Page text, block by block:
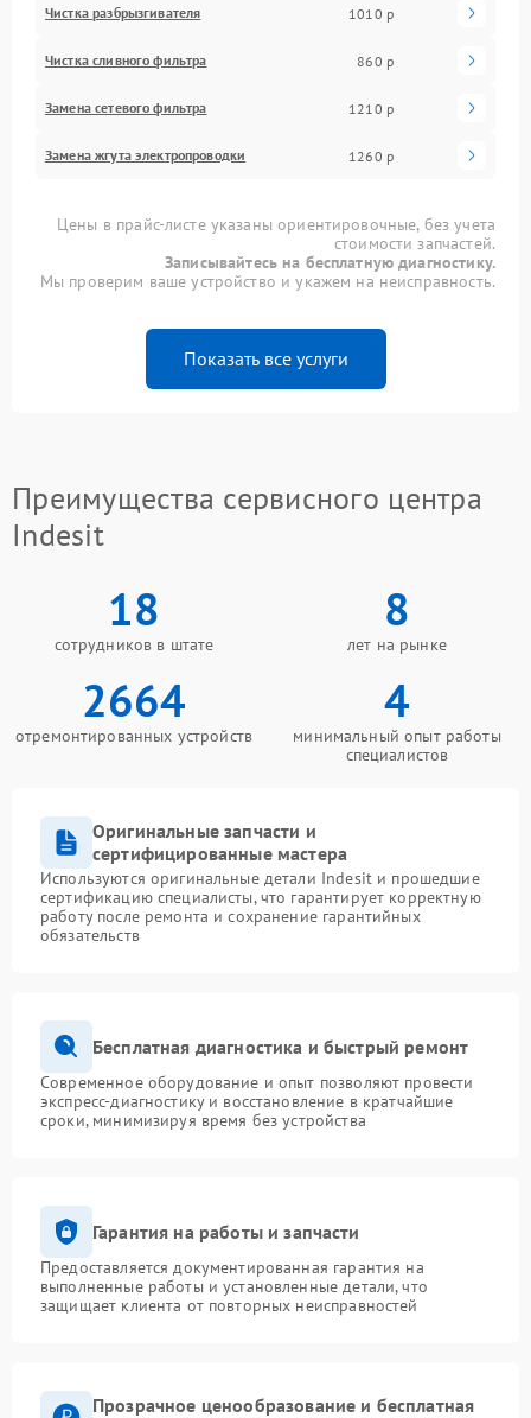
Чистка разбрызгивателя 1010 р
Чистка сливного фильтра 860 р
Замена сетевого фильтра 1210 р
Замена жгута электропроводки 1260 р
Цены в прайс-листе указаны ориентировочные, без учета
стоимости запчастей.
Записывайтесь на бесплатную диагностику.
Мы проверим ваше устройство и укажем на неисправность.
Показать все услуги
Преимущества сервисного центра
Indesit
18
сотрудников в штате
8
лет на рынке
2664
отремонтированных устройств
4
минимальный опыт работы
специалистов
Оригинальные запчасти и
сертифицированные мастера
Используются оригинальные детали Indesit и прошедшие
сертификацию специалисты, что гарантирует корректную
работу после ремонта и сохранение гарантийных
обязательств
Бесплатная диагностика и быстрый ремонт
Современное оборудование и опыт позволяют провести
экспресс-диагностику и восстановление в кратчайшие
сроки, минимизируя время без устройства
Гарантия на работы и запчасти
Предоставляется документированная гарантия на
выполненные работы и установленные детали, что
защищает клиента от повторных неисправностей
Прозрачное ценообразование и бесплатная